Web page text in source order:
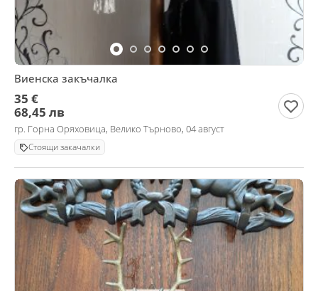
Виенска закъчалка
35 €
68,45 лв
гр. Горна Оряховица, Велико Търново, 04 август
Стоящи закачалки